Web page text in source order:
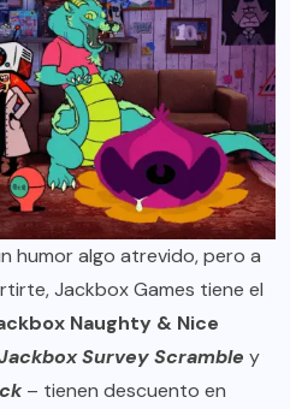
humor algo atrevido, pero a
Jackbox Games tiene el
Naughty & Nice
Survey Scramble y
– tienen descuento en